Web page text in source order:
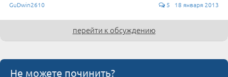
GuDwin2610 5 18 января 2013
перейти к обсуждению
Не можете починить?